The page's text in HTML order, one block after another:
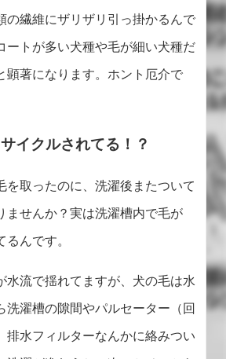
の繊維にザリザリ引っ掛かるんで
ートが多い犬種や毛が細い犬種だ
顕著になります。ホント厄介で
イクルされてる！？
を取ったのに、洗濯後またついて
せんか？実は洗濯槽内で毛が
るんです。
水流で揺れてますが、犬の毛は水
洗濯槽の隙間やパルセーター（回
排水フィルターなんかに絡みつい